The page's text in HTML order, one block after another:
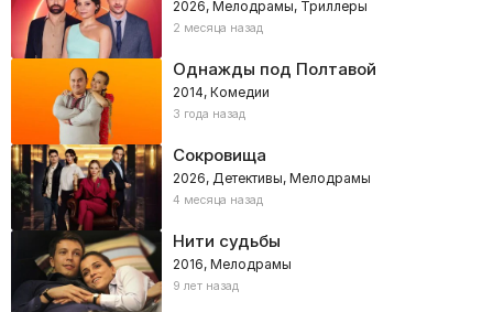
2026, Мелодрамы, Триллеры
2 месяца назад
Однажды под Полтавой
2014, Комедии
3 года назад
Сокровища
2026, Детективы, Мелодрамы
4 месяца назад
Нити судьбы
2016, Мелодрамы
9 лет назад